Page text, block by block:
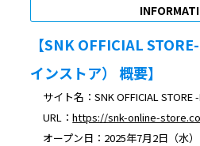
【SNK OFFICIAL
インストア） 概要】
サイト名：SNK OFFICIAL STORE
URL：https://snk-online-
オープン日：2025年7月2日（水）